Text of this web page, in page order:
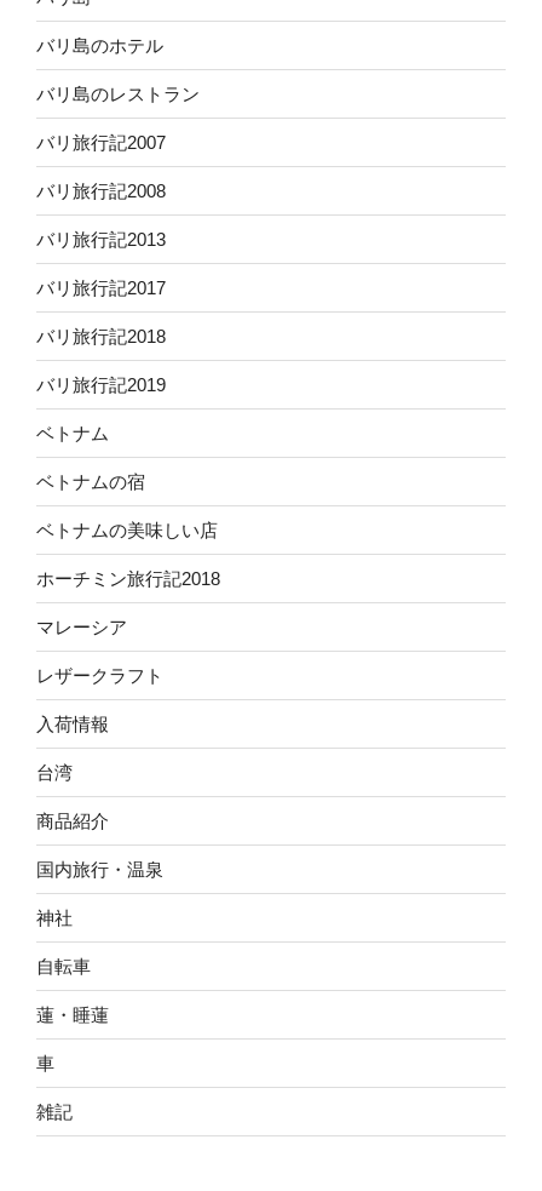
バリ島のホテル
バリ島のレストラン
バリ旅行記2007
バリ旅行記2008
バリ旅行記2013
バリ旅行記2017
バリ旅行記2018
バリ旅行記2019
ベトナム
ベトナムの宿
ベトナムの美味しい店
ホーチミン旅行記2018
マレーシア
レザークラフト
入荷情報
台湾
商品紹介
国内旅行・温泉
神社
自転車
蓮・睡蓮
車
雑記